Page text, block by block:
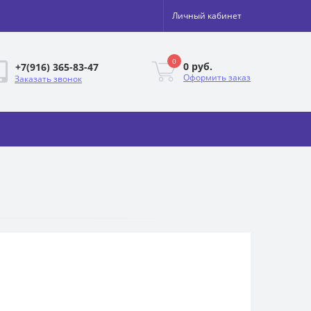
Личный кабинет
+7(916) 365-83-47
Заказать звонок
0 0 руб.
Оформить заказ